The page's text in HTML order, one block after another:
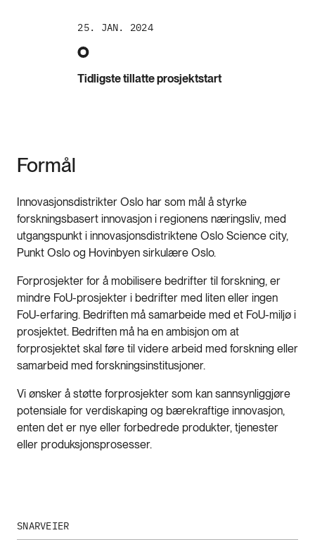
25. JAN. 2024
Tidligste tillatte prosjektstart
Formål
Innovasjonsdistrikter Oslo har som mål å styrke
forskningsbasert innovasjon i regionens næringsliv, med
utgangspunkt i innovasjonsdistriktene Oslo Science city,
Punkt Oslo og Hovinbyen sirkulære Oslo.
Forprosjekter for å mobilisere bedrifter til forskning, er
mindre FoU-prosjekter i bedrifter med liten eller ingen
FoU-erfaring. Bedriften må samarbeide med et FoU-miljø i
prosjektet. Bedriften må ha en ambisjon om at
forprosjektet skal føre til videre arbeid med forskning eller
samarbeid med forskningsinstitusjoner.
Vi ønsker å støtte forprosjekter som kan sannsynliggjøre
potensiale for verdiskaping og bærekraftige innovasjon,
enten det er nye eller forbedrede produkter, tjenester
eller produksjonsprosesser.
SNARVEIER